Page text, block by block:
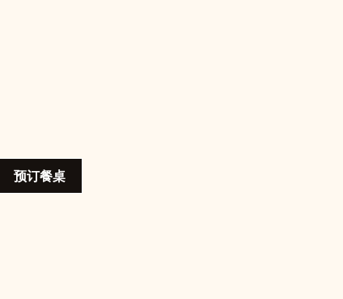
预订餐桌